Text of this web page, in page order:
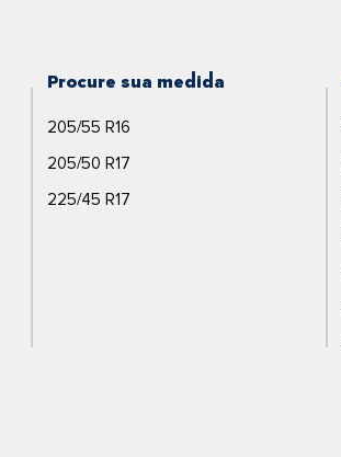
Procure sua medida
205/55 R16
205/50 R17
225/45 R17